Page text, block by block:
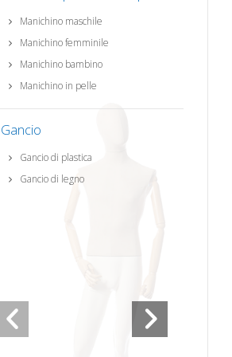
Manichino maschile
Manichino femminile
Manichino bambino
Manichino in pelle
Gancio
Gancio di plastica
Gancio di legno